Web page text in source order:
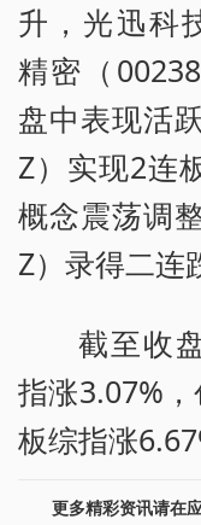
升，光迅科
精密（
盘中表现活
Z）实现2连
概念震荡调
Z）录得二连
截至收
指涨3.07%
板综指涨
更多精彩资讯请在